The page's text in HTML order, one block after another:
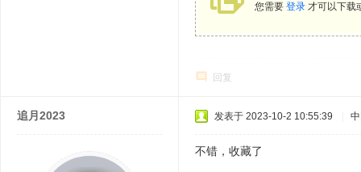
您需要 登录 才可以下载
回复
追月2023 发表于 2023-10-2 10:55:39
不错，收藏了